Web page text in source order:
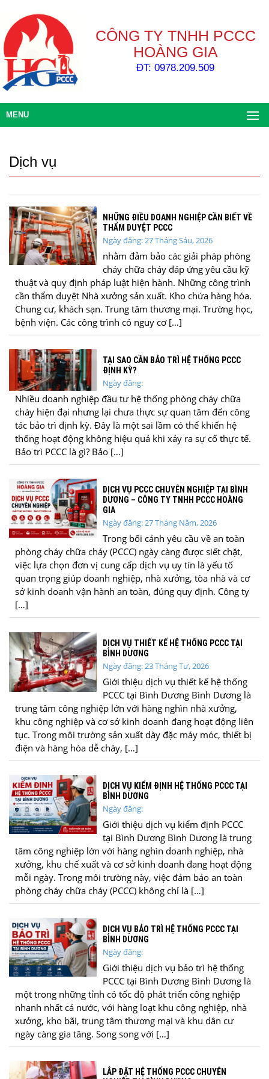
CÔNG TY TNHH PCCC
HOÀNG GIA
ĐT: 0978.209.509
MENU
Dịch vụ
NHỮNG ĐIỀU DOANH NGHIỆP CẦN BIẾT VỀ
THẨM DUYỆT PCCC
Ngày đăng: 27 Tháng Sáu, 2026
nhằm đảm bảo các giải pháp phòng
cháy chữa cháy đáp ứng yêu cầu kỹ
thuật và quy định pháp luật hiện hành. Những công trình
cần thẩm duyệt Nhà xưởng sản xuất. Kho chứa hàng hóa.
Chung cư, khách sạn. Trung tâm thương mại. Trường học,
bệnh viện. Các công trình có nguy cơ […]
TẠI SAO CẦN BẢO TRÌ HỆ THỐNG PCCC
ĐỊNH KỲ?
Ngày đăng:
Nhiều doanh nghiệp đầu tư hệ thống phòng cháy chữa
cháy hiện đại nhưng lại chưa thực sự quan tâm đến công
tác bảo trì định kỳ. Đây là một sai lầm có thể khiến hệ
thống hoạt động không hiệu quả khi xảy ra sự cố thực tế.
Bảo trì PCCC là gì? Bảo […]
DỊCH VỤ PCCC CHUYÊN NGHIỆP TẠI BÌNH
DƯƠNG – CÔNG TY TNHH PCCC HOÀNG
GIA
Ngày đăng: 27 Tháng Năm, 2026
Trong bối cảnh yêu cầu về an toàn
phòng cháy chữa cháy (PCCC) ngày càng được siết chặt,
việc lựa chọn đơn vị cung cấp dịch vụ uy tín là yếu tố
quan trọng giúp doanh nghiệp, nhà xưởng, tòa nhà và cơ
sở kinh doanh vận hành an toàn, đúng quy định. Công ty
[…]
DỊCH VỤ THIẾT KẾ HỆ THỐNG PCCC TẠI
BÌNH DƯƠNG
Ngày đăng: 23 Tháng Tư, 2026
Giới thiệu dịch vụ thiết kế hệ thống
PCCC tại Bình Dương Bình Dương là
trung tâm công nghiệp lớn với hàng nghìn nhà xưởng,
khu công nghiệp và cơ sở kinh doanh đang hoạt động liên
tục. Trong môi trường sản xuất dày đặc máy móc, thiết bị
điện và hàng hóa dễ cháy, […]
DỊCH VỤ KIỂM ĐỊNH HỆ THỐNG PCCC TẠI
BÌNH DƯƠNG
Ngày đăng:
Giới thiệu dịch vụ kiểm định PCCC
tại Bình Dương Bình Dương là trung
tâm công nghiệp lớn với hàng nghìn doanh nghiệp, nhà
xưởng, khu chế xuất và cơ sở kinh doanh đang hoạt động
mỗi ngày. Trong môi trường này, việc đảm bảo an toàn
phòng cháy chữa cháy (PCCC) không chỉ là […]
DỊCH VỤ BẢO TRÌ HỆ THỐNG PCCC TẠI
BÌNH DƯƠNG
Ngày đăng:
Giới thiệu dịch vụ bảo trì hệ thống
PCCC tại Bình Dương Bình Dương là
một trong những tỉnh có tốc độ phát triển công nghiệp
nhanh nhất cả nước, với hàng loạt khu công nghiệp, nhà
xưởng, kho bãi, trung tâm thương mại và khu dân cư
ngày càng gia tăng. Song song với […]
LẮP ĐẶT HỆ THỐNG PCCC CHUYÊN